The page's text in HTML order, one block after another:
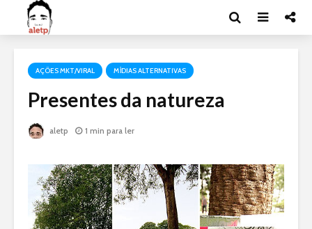
AÇÕES MKT/VIRAL MÍDIAS ALTERNATIVAS
Presentes da natureza
aletp 1 min para ler